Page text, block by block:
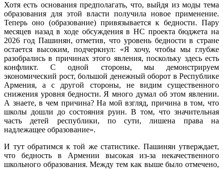
Хотя есть основания предполагать, что, выйдя из моды тема
образования для этой власти получила новое применение.
Теперь оно (образование) привязывается к бедности. Пару
месяцев назад в ходе обсуждения в НС проекта бюджета на
2026 год Пашинян, отметив, что уровень бедности в стране
остается высоким, подчеркнул: «Я хочу, чтобы мы глубже
разобрались в причинах этого явления, поскольку здесь есть
конфликт. С одной стороны, мы демонстрируем
экономический рост, большой денежный оборот в Республике
Армения, а с другой стороны, не видим существенного
снижения уровня бедности. Я много думал об этом явлении.
А знаете, в чем причина? На мой взгляд, причина в том, что
школы дошли до состояния руин. В том, что значительная
часть детей республики, по сути, лишена права на
надлежащее образование».
И тут обратимся к той же статистике. Пашинян утверждает,
что бедность в Армении высокая из-за некачественного
школьного образования. Между тем как выше было отмечено,